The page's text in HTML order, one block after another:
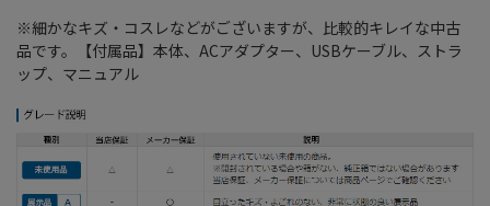
※細かなキズ・コスレなどがございますが、比較的キレイな中古
品です。【付属品】本体、ACアダプター、USBケーブル、ストラ
ップ、マニュアル